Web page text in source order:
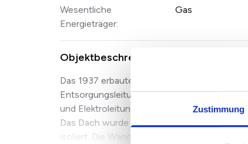
Zustimmung
Wesentliche
Energieträger:
Gas
Objektbeschreibung
Das 1937 erbaute Haus wurde im Jahre
Entsorgungsleitungen im Gebäude wurden
und Elektroleitungen erneuert.
Das Dach wurde isoliert und neu
isoliert. Die Wände sind alle glatt verputzt